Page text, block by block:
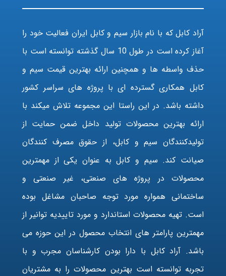
آراد کابل که با نام بازار سیم و کابل ایران فعالیت خود را
آغاز کرده است در طول 10 سال گذشته توانسته است با
حذف واسطه ها و همچنین ارائه بهترین قیمت سیم و
کابل همکاری گسترده ای با پروژه های سراسر کشور
داشته باشد. در این راستا این مجموعه تلاش میکند با
ارائه بهترین محصولات تولید داخل ضمن حمایت از
تولیدکنندگان سیم و کابل، از حقوق مصرف کنندگان
صیانت کند. سیم و کابل به عنوان یکی از مهمترین
محصولات در پروژه های صنعتی، غیر صنعتی و
ساختمانی همواره مورد توجه صاحبان مشاغل بوده
است. تهیه محصولات استاندارد و مورد تاییدیه توانیر از
مهمترین پارامتر های انتخاب محصول در این حوزه می
باشد. آراد کابل با دارا بودن کارشناسان مجرب و با
تجربه توانسته است بهترین محصولات را به مشتریان